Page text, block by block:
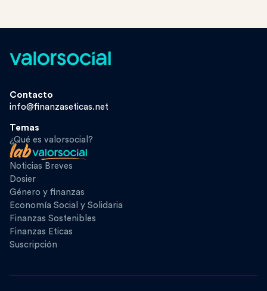
Contacto
info@finanzaseticas.net
Temas
¿Qué es valorsocial?
Noticias Breves
Dosier
Género y finanzas
Economía Social y Solidaria
Finanzas Sostenibles
Finanzas Eticas
Suscripción